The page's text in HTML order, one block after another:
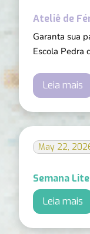
Ateliê de
Garanta sua
Escola Pedra
Leia mais
May 22,
Semana
Leia mais